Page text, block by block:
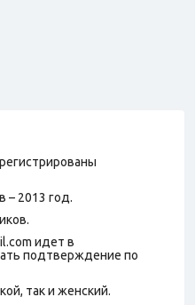
– 2013 год.
идет в
подтверждение по
так и женский.